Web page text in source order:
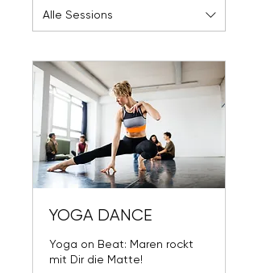
Alle Sessions
YOGA DANCE
Yoga on Beat: Maren rockt
mit Dir die Matte!